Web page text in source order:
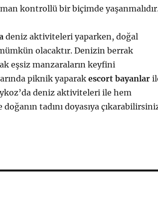
kontrollü bir biçimde
deniz aktiviteleri yaparken, doğal
olacaktır. Denizin berrak
eşsiz manzaraların keyfini
piknik yaparakescort bayanlar
deniz aktiviteleri ile hem
tadını doyasıya